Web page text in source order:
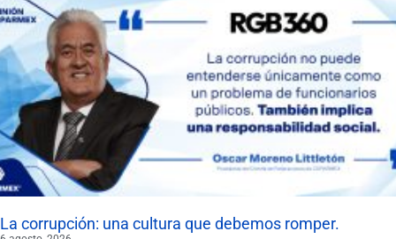
La corrupción: una cultura que debemos romper.